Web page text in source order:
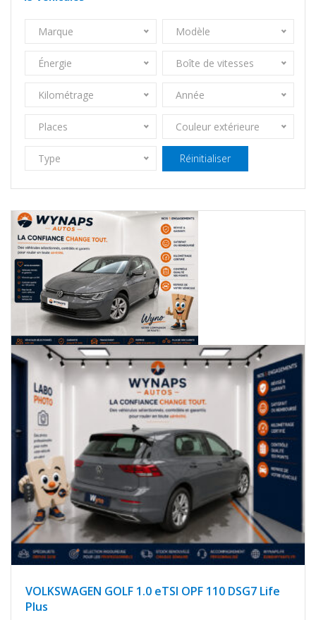
Marque Modèle
Énergie Boîte de vitesses
Kilométrage Année
Places Couleur extérieure
Type Réinitialiser
VOLKSWAGEN GOLF 1.0 eTSI OPF 110 DSG7 Life
Plus